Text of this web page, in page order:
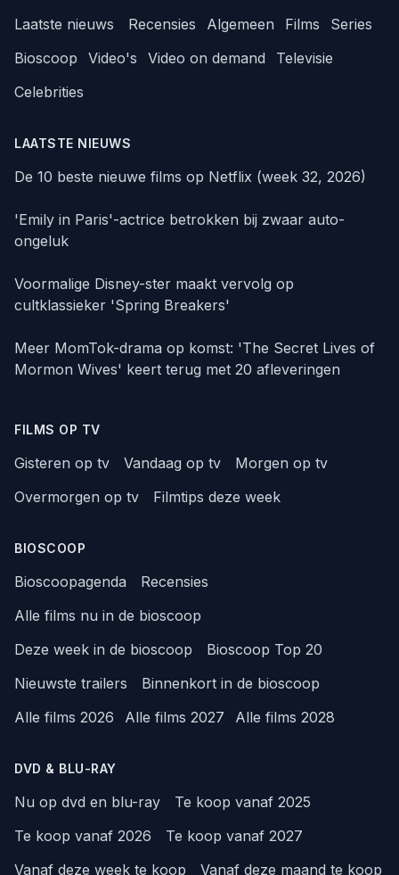
Laatste nieuws Recensies Algemeen Films
Series
Bioscoop
Video's Video on demand
Televisie
Celebrities
LAATSTE NIEUWS
De 10 beste nieuwe films op Netflix (week 32, 2026)
'Emily in Paris'-actrice betrokken bij zwaar auto-
ongeluk
Voormalige Disney-ster maakt vervolg op
cultklassieker 'Spring Breakers'
Meer MomTok-drama op komst: 'The Secret Lives of
Mormon Wives' keert terug met 20 afleveringen
FILMS OP TV
Gisteren op tv Vandaag op tv
Morgen op tv
Overmorgen op tv
Filmtips deze week
BIOSCOOP
Bioscoopagenda
Recensies
Alle films nu in de bioscoop
Deze week in de bioscoop
Bioscoop Top 20
Nieuwste trailers
Binnenkort in de bioscoop
Alle films 2026
Alle films 2027 Alle films 2028
DVD & BLU-RAY
Nu op dvd en blu-ray
Te koop vanaf 2025
Te koop vanaf 2026
Te koop vanaf 2027
Vanaf deze week te koop
Vanaf deze maand te koop